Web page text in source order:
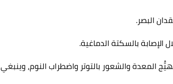
المعدة والشعور بالتوتر واضطراب النوم، وينبغي